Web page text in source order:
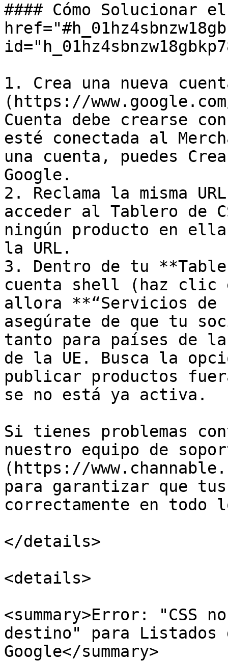
#### Cómo Solucionar
1. Crea una nueva
(https://
Cuenta debe crearse
esté conectada al
una cuenta, puedes
Google.
2. Reclama la misma
acceder al Tablero de
ningún producto en
la URL.
3. Dentro de tu
cuenta shell (haz clic
allora **“Servicios de
asegúrate de que tu
tanto para países de la
de la UE. Busca la
publicar productos
se no está ya activa.
Si tienes problemas
nuestro equipo de
(https://
para garantizar que
correctamente en todo
</details>
<details>
<summary>Error: "CSS
destino" para Listados
Google</summary>